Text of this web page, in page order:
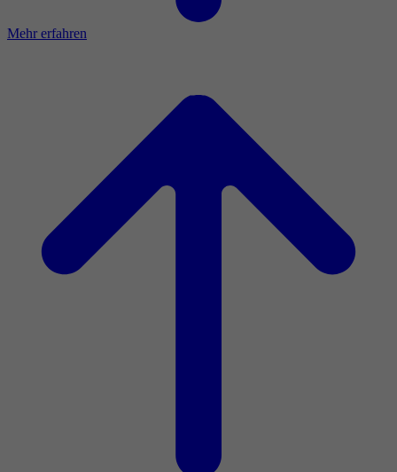
Mehr erfahren